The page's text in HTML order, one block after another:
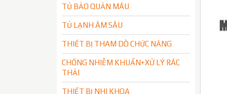
TỦ BẢO QUẢN MÁU
TỦ LẠNH ÂM SÂU
THIẾT BỊ THAM DÒ CHỨC NĂNG
CHỐNG NHIỄM KHUẨN+XỬ LÝ RÁC
THẢI
THIẾT BỊ NHI KHOA